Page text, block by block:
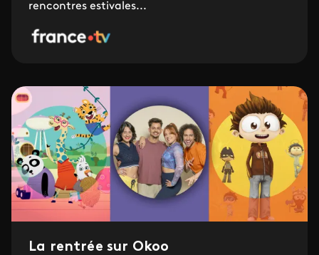
rencontres estivales...
La rentrée sur Okoo